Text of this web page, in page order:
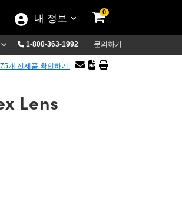
내 정보
0
1-800-363-1992 문의하기
개 전제품 확인하기
Lens